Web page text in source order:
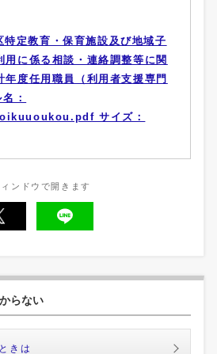
特定教育・保育施設及び地域子
用に係る相談・連絡調整等に関
年度任用職員（利用者支援専門
：
サイズ：
ンドウで開きます
らない
きは